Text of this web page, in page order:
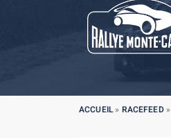
ACCUEIL» RACEFEED»